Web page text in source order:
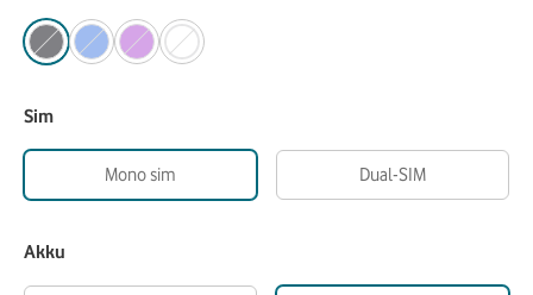
Sim
Mono sim Dual-SIM
Akku